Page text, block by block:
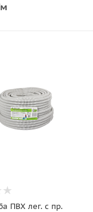
ПВХ лег. с пр.